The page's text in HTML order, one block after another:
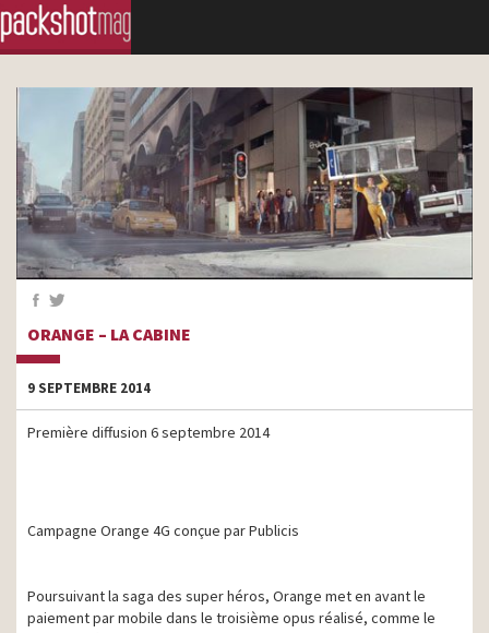
ORANGE – LA CABINE
9 SEPTEMBRE 2014
Première diffusion 6 septembre 2014
Campagne Orange 4G conçue par Publicis
Poursuivant la saga des super héros, Orange met en avant le
paiement par mobile dans le troisième opus réalisé, comme le